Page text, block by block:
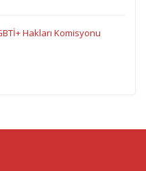
Hakları Komisyonu